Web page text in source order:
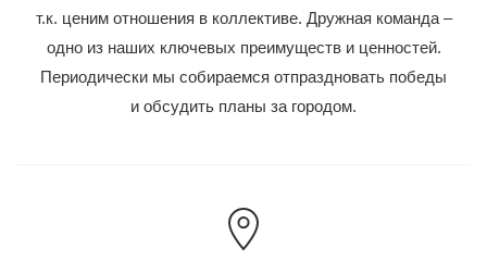
т.к. ценим отношения в коллективе. Дружная команда –
одно из наших ключевых преимуществ и ценностей.
Периодически мы собираемся отпраздновать победы
и обсудить планы за городом.